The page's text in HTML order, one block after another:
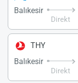
Balıkesir
Direkt
THY
Balıkesir
Direkt